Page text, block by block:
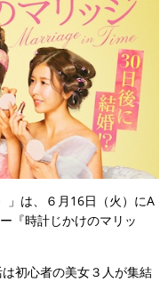
」は、６月16日（火）にA
『時計じかけのマリッ
初心者の美女３人が集結